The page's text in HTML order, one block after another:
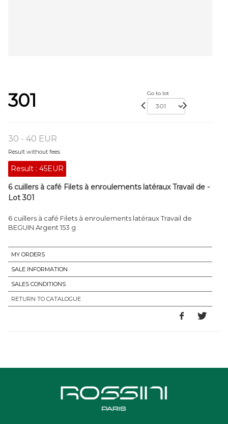
301 Go to lot
30 - 40 EUR
Result without fees
Result : 45EUR
6 cuillers à café Filets à enroulements latéraux Travail de -
Lot 301
6 cuillers à café Filets à enroulements latéraux Travail de
BEGUIN Argent 153 g
MY ORDERS
SALE INFORMATION
SALES CONDITIONS
RETURN TO CATALOGUE